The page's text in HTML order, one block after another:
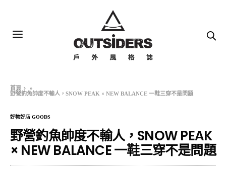
首頁
»
野營釣魚帥度不輸人，SNOW PEAK × NEW BALANCE 一鞋三穿不是問題
好物好店 GOODS
野營釣魚帥度不輸人，SNOW PEAK
× NEW BALANCE 一鞋三穿不是問題